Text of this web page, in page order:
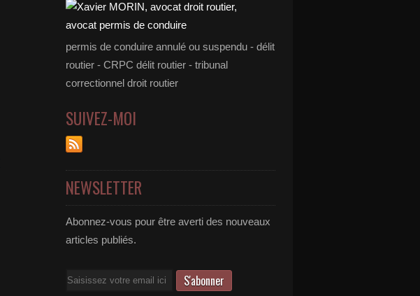
permis de conduire annulé ou suspendu - délit
routier - CRPC délit routier - tribunal
correctionnel droit routier
SUIVEZ-MOI
NEWSLETTER
Abonnez-vous pour être averti des nouveaux
articles publiés.
Email